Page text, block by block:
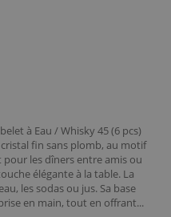
à Eau / Whisky 45 (6 pcs)
fin sans plomb, au motif
les dîners entre amis ou
élégante à la table. La
les sodas ou jus. Sa base
en main, tout en offrant...